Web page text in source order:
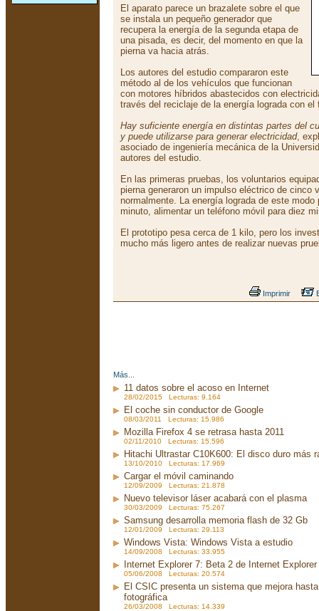
El aparato parece un brazalete sobre el que
se instala un pequeño generador que
recupera la energía de la segunda etapa de
una pisada, es decir, del momento en que la
pierna va hacia atrás.
Los autores del estudio compararon este
método al de los vehículos que funcionan
con motores híbridos abastecidos con
través del reciclaje de la energía lograda con el
Hay suficiente energía en distintas partes del
y puede utilizarse para generar electricidad,
asociado de ingeniería mecánica de la
autores del estudio.
En las primeras pruebas, los voluntarios
pierna generaron un impulso eléctrico de cinco
normalmente. La energía lograda de este
minuto, alimentar un teléfono móvil para diez
El prototipo pesa cerca de 1 kilo, pero los
mucho más ligero antes de realizar nuevas
Imprimir
Más...
11 datos sobre el acoso en Internet
28/02/2015 Lecturas: 9.164
El coche sin conductor de Google
08/03/2011 Lecturas: 15.986
Mozilla Firefox 4 se retrasa hasta 2011
02/11/2010 Lecturas: 15.596
Hitachi Ultrastar C10K600: El disco duro más
13/10/2010 Lecturas: 17.969
Cargar el móvil caminando
12/09/2009 Lecturas: 21.878
Nuevo televisor láser acabará con el plasma
30/03/2009 Lecturas: 75.267
Samsung desarrolla memoria flash de 32 Gb
12/01/2009 Lecturas: 29.113
Windows Vista: Windows Vista a estudio
14/09/2008 Lecturas: 33.955
Internet Explorer 7: Beta 2 de Internet Explorer
05/06/2008 Lecturas: 20.574
El CSIC presenta un sistema que mejora
fotográfica
26/03/2008 Lecturas: 14.339